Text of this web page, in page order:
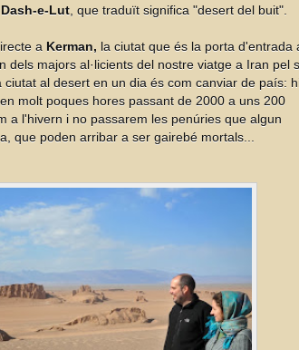
Dash-e-Lut , que traduït significa "desert del buit".
a Kerman, la ciutat que és la porta d'entrada
dels majors al·licients del nostre viatge a Iran pel
al desert en un dia és com canviar de país:
molt poques hores passant de 2000 a uns 200
a l'hivern i no passarem les penúries que algun
que poden arribar a ser gairebé mortals...